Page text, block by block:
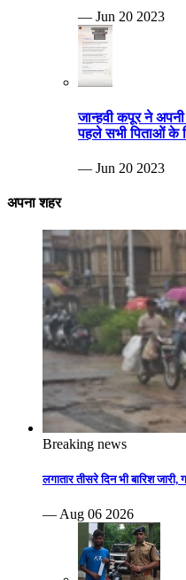
— Jun 20 2023
जान्हवी कपूर ने
पहले सभी पिताओं के
— Jun 20 2023
अपना शहर
Breaking news
लगातार तीसरे दिन भी बारिश जारी,
— Aug 06 2026